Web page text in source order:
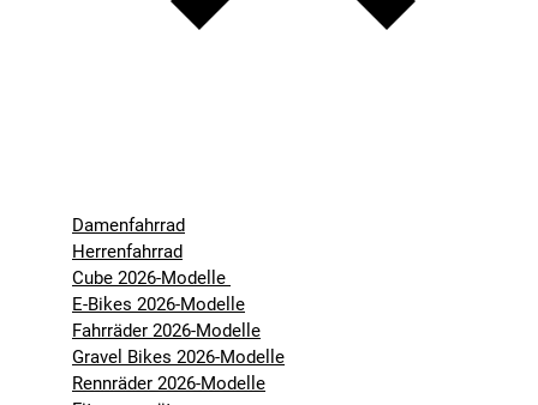
Damenfahrrad
Herrenfahrrad
Cube 2026-Modelle
E-Bikes 2026-Modelle
Fahrräder 2026-Modelle
Gravel Bikes 2026-Modelle
Rennräder 2026-Modelle